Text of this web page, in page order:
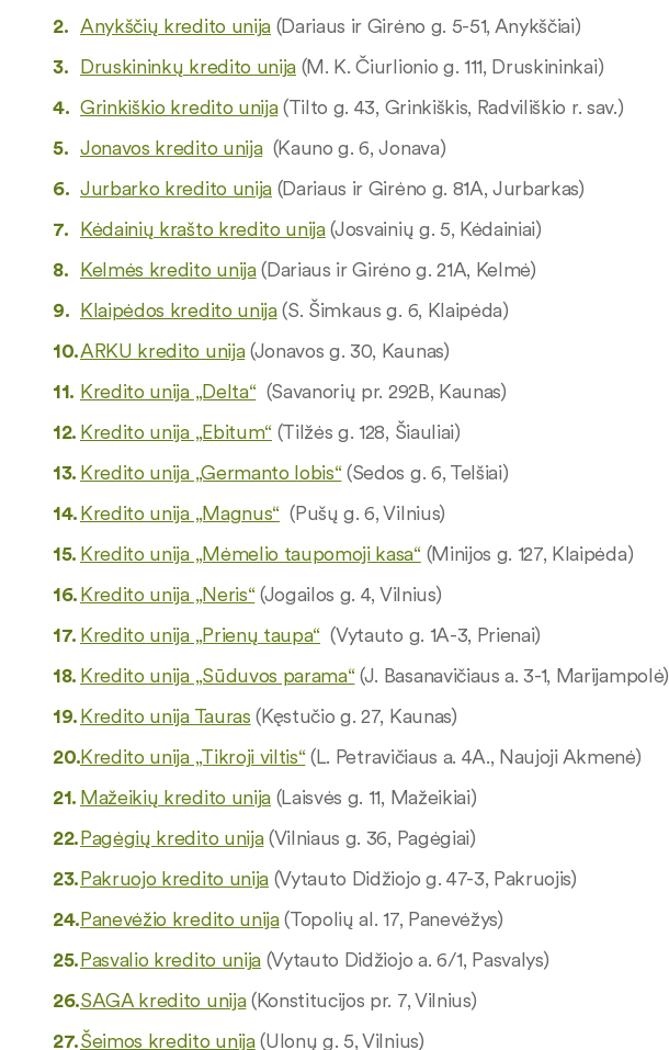
Anykščių kredito unija(Dariaus ir Girėno g. 5-51, Anykščiai)
Druskininkų kredito unija (M. K. Čiurlionio g. 111, Druskininkai)
Grinkiškio kredito unija(Tilto g. 43, Grinkiškis, Radviliškio r. sav.)
Jonavos kredito unija(Kauno g. 6, Jonava)
Jurbarko kredito unija(Dariaus ir Girėno g. 81A, Jurbarkas)
Kėdainių krašto kredito unija(Josvainių g. 5, Kėdainiai)
Kelmės kredito unija(Dariaus ir Girėno g. 21A, Kelmė)
Klaipėdos kredito unija(S. Šimkaus g. 6, Klaipėda)
ARKU kredito unija(Jonavos g. 30, Kaunas)
Kredito unija „Delta“ (Savanorių pr. 292B, Kaunas)
Kredito unija „Ebitum“ (Tilžės g. 128, Šiauliai)
Kredito unija „Germanto lobis“ (Sedos g. 6, Telšiai)
Kredito unija „Magnus“ (Pušų g. 6, Vilnius)
Kredito unija „Mėmelio taupomoji kasa“ (Minijos g. 127, Klaipėda)
Kredito unija „Neris“ (Jogailos g. 4, Vilnius)
Kredito unija „Prienų taupa“ (Vytauto g. 1A-3, Prienai)
Kredito unija „Sūduvos parama“ (J. Basanavičiaus a. 3-1, Marijampolė)
Kredito unija Tauras (Kęstučio g. 27, Kaunas)
Kredito unija „Tikroji viltis“ (L. Petravičiaus a. 4A., Naujoji Akmenė)
Mažeikių kredito unija(Laisvės g. 11, Mažeikiai)
Pagėgių kredito unija(Vilniaus g. 36, Pagėgiai)
Pakruojo kredito unija(Vytauto Didžiojo g. 47-3, Pakruojis)
Panevėžio kredito unija(Topolių al. 17, Panevėžys)
Pasvalio kredito unija(Vytauto Didžiojo a. 6/1, Pasvalys)
SAGA kredito unija(Konstitucijos pr. 7, Vilnius)
Šeimos kredito unija(Ulonų g. 5, Vilnius)